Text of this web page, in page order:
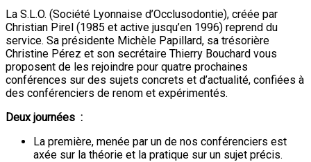
La S.L.O. (Société Lyonnaise d’Occlusodontie), créée par
Christian Pirel (1985 et active jusqu’en 1996) reprend du
service. Sa présidente Michèle Papillard, sa trésorière
Christine Pérez et son secrétaire Thierry Bouchard vous
proposent de les rejoindre pour quatre prochaines
conférences sur des sujets concrets et d’actualité, confiées à
des conférenciers de renom et expérimentés.
Deux journées :
La première, menée par un de nos conférenciers est
axée sur la théorie et la pratique sur un sujet précis.